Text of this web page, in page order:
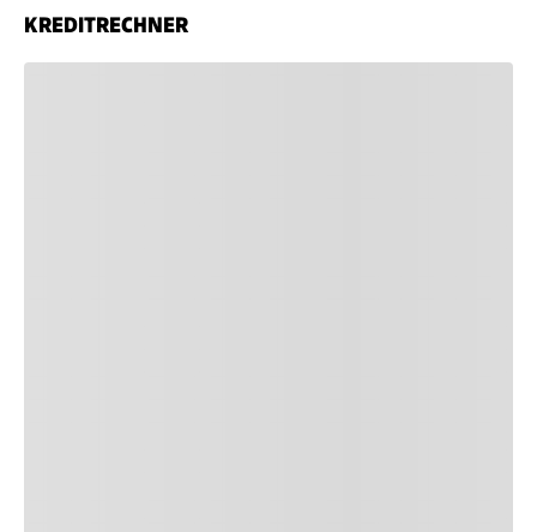
KREDITRECHNER